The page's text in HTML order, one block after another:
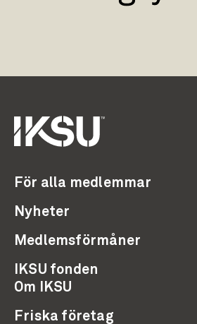
För alla medlemmar
Nyheter
Medlemsförmåner
IKSU fonden
Om IKSU
Friska företag